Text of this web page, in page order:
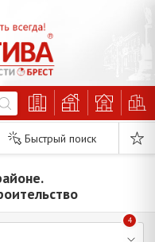
Быстрый поиск
4